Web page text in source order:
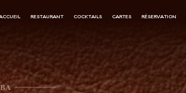
RESTAURANT COCKTAILS CARTES RÉSERVATION